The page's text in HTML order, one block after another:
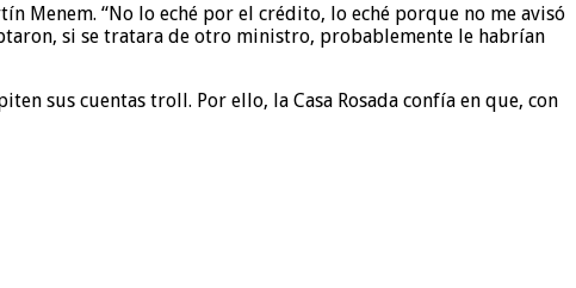
Menem. “No lo eché por el crédito, lo eché porque no me avisó
si se tratara de otro ministro, probablemente le habrían
sus cuentas troll. Por ello, la Casa Rosada confía en que, con